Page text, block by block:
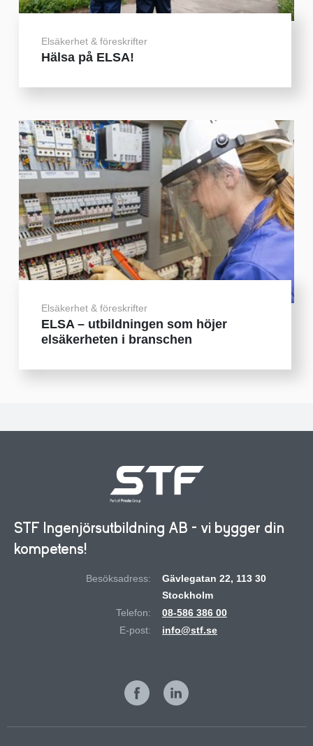
Elsäkerhet & föreskrifter
Hälsa på ELSA!
Elsäkerhet & föreskrifter
ELSA – utbildningen som höjer
elsäkerheten i branschen
STF Ingenjörsutbildning AB - vi bygger din
kompetens!
Besöksadress:
Gävlegatan 22, 113 30
Stockholm
Telefon:
08-586 386 00
E-post:
info@stf.se